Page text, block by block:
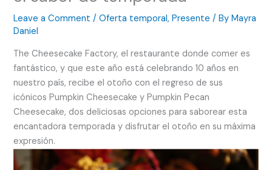
Leave a Comment /Oferta temporal,Presente / ByMayra
Daniel
The Cheesecake Factory, el restaurante donde comer es
fantástico, y que este año está celebrando 10 años en
nuestro país, recibe el otoño con el regreso de sus
icónicos Pumpkin Cheesecake y Pumpkin Pecan
Cheesecake, dos deliciosas opciones para saborear esta
encantadora temporada y disfrutar el otoño en su máxima
expresión.